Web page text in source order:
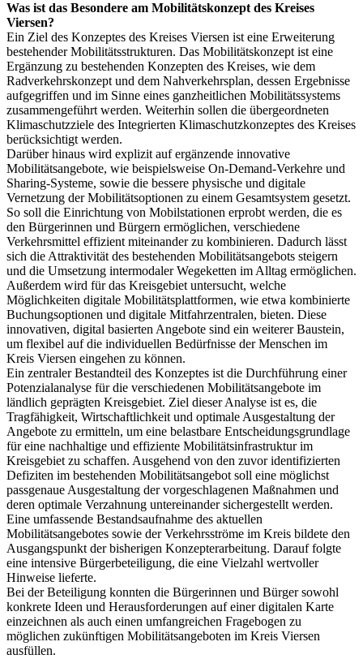
Was ist das Besondere am Mobilitätskonzept des Kreises
Viersen?
Ein Ziel des Konzeptes des Kreises Viersen ist eine Erweiterung
bestehender Mobilitätsstrukturen. Das Mobilitätskonzept ist eine
Ergänzung zu bestehenden Konzepten des Kreises, wie dem
Radverkehrskonzept und dem Nahverkehrsplan, dessen Ergebnisse
aufgegriffen und im Sinne eines ganzheitlichen Mobilitätssystems
zusammengeführt werden. Weiterhin sollen die übergeordneten
Klimaschutzziele des Integrierten Klimaschutzkonzeptes des Kreises
berücksichtigt werden.
Darüber hinaus wird explizit auf ergänzende innovative
Mobilitätsangebote, wie beispielsweise On-Demand-Verkehre und
Sharing-Systeme, sowie die bessere physische und digitale
Vernetzung der Mobilitätsoptionen zu einem Gesamtsystem gesetzt.
So soll die Einrichtung von Mobilstationen erprobt werden, die es
den Bürgerinnen und Bürgern ermöglichen, verschiedene
Verkehrsmittel effizient miteinander zu kombinieren. Dadurch lässt
sich die Attraktivität des bestehenden Mobilitätsangebots steigern
und die Umsetzung intermodaler Wegeketten im Alltag ermöglichen.
Außerdem wird für das Kreisgebiet untersucht, welche
Möglichkeiten digitale Mobilitätsplattformen, wie etwa kombinierte
Buchungsoptionen und digitale Mitfahrzentralen, bieten. Diese
innovativen, digital basierten Angebote sind ein weiterer Baustein,
um flexibel auf die individuellen Bedürfnisse der Menschen im
Kreis Viersen eingehen zu können.
Ein zentraler Bestandteil des Konzeptes ist die Durchführung einer
Potenzialanalyse für die verschiedenen Mobilitätsangebote im
ländlich geprägten Kreisgebiet. Ziel dieser Analyse ist es, die
Tragfähigkeit, Wirtschaftlichkeit und optimale Ausgestaltung der
Angebote zu ermitteln, um eine belastbare Entscheidungsgrundlage
für eine nachhaltige und effiziente Mobilitätsinfrastruktur im
Kreisgebiet zu schaffen. Ausgehend von den zuvor identifizierten
Defiziten im bestehenden Mobilitätsangebot soll eine möglichst
passgenaue Ausgestaltung der vorgeschlagenen Maßnahmen und
deren optimale Verzahnung untereinander sichergestellt werden.
Eine umfassende Bestandsaufnahme des aktuellen
Mobilitätsangebotes sowie der Verkehrsströme im Kreis bildete den
Ausgangspunkt der bisherigen Konzepterarbeitung. Darauf folgte
eine intensive Bürgerbeteiligung, die eine Vielzahl wertvoller
Hinweise lieferte.
Bei der Beteiligung konnten die Bürgerinnen und Bürger sowohl
konkrete Ideen und Herausforderungen auf einer digitalen Karte
einzeichnen als auch einen umfangreichen Fragebogen zu
möglichen zukünftigen Mobilitätsangeboten im Kreis Viersen
ausfüllen.